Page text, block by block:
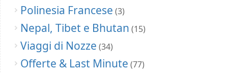
Polinesia Francese (3)
Nepal, Tibet e Bhutan (15)
Viaggi di Nozze (34)
Offerte & Last Minute (77)